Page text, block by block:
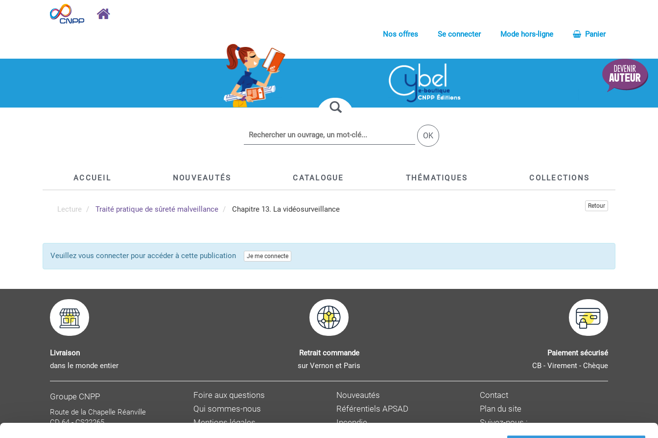
Nos offres Se connecter Mode hors-ligne Panier
OK
ACCUEIL NOUVEAUTÉS CATALOGUE THÉMATIQUES COLLECTIONS
Lecture Traité pratique de sûreté malveillance Chapitre 13. La vidéosurveillance Retour
Veuillez vous connecter pour accéder à cette publication Je me connecte
Livraison
dans le monde entier
Retrait commande
sur Vernon et Paris
Paiement sécurisé
CB - Virement - Chèque
Groupe CNPP
Route de la Chapelle Réanville
CD 64 - CS22265
Foire aux questions
Qui sommes-nous
Mentions légales
Nouveautés
Référentiels APSAD
Incendie
Contact
Plan du site
Suivez-nous :